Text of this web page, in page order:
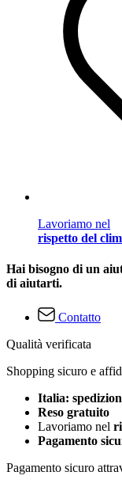
Lavoriamo nel
rispetto del
Hai bisogno di un
di aiutarti.
Contatto
Qualità verificata
Shopping sicuro e
Italia:
Reso gratuito
Lavoriamo nel
Pagamento
Pagamento sicuro